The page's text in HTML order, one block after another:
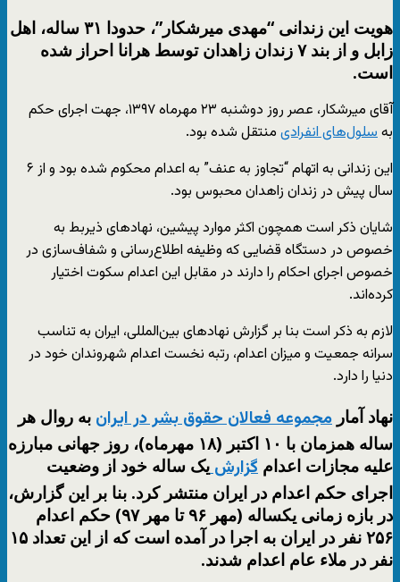
هویت این زندانی “مهدی میرشکار”، حدودا ۳۱ ساله، اهل
زابل و از بند ۷ زندان زاهدان توسط هرانا احراز شده
است.
آقای میرشکار، عصر روز دوشنبه ۲۳ مهرماه ۱۳۹۷، جهت اجرای حکم
بهسلول‌های انفرادی منتقل شده بود.
این زندانی به اتهام “تجاوز به عنف” به اعدام محکوم شده بود و از ۶
سال پیش در زندان زاهدان محبوس بود.
شایان ذکر است همچون اکثر موارد پیشین، نهادهای ذیربط به
خصوص در دستگاه قضایی که وظیفه اطلاع‌رسانی و شفاف‌سازی در
خصوص اجرای احکام را دارند در مقابل این اعدام سکوت اختیار
کرده‌اند.
لازم به ذکر است بنا بر گزارش نهادهای بین‌المللی، ایران به تناسب
سرانه جمعیت و میزان اعدام، رتبه نخست اعدام شهروندان خود در
دنیا را دارد.
نهاد آمار مجموعه فعالان حقوق بشر در ایران به روال هر
ساله همزمان با ۱۰ اکتبر (۱۸ مهرماه)، روز جهانی مبارزه
علیه مجازات اعدام گزارشیک ساله خود از وضعیت
اجرای حکم اعدام در ایران منتشر کرد. بنا بر این گزارش،
در بازه زمانی یکساله (مهر ۹۶ تا مهر ۹۷) حکم اعدام
۲۵۶ نفر در ایران به اجرا در آمده است که از این تعداد ۱۵
نفر در ملاء عام اعدام شدند.